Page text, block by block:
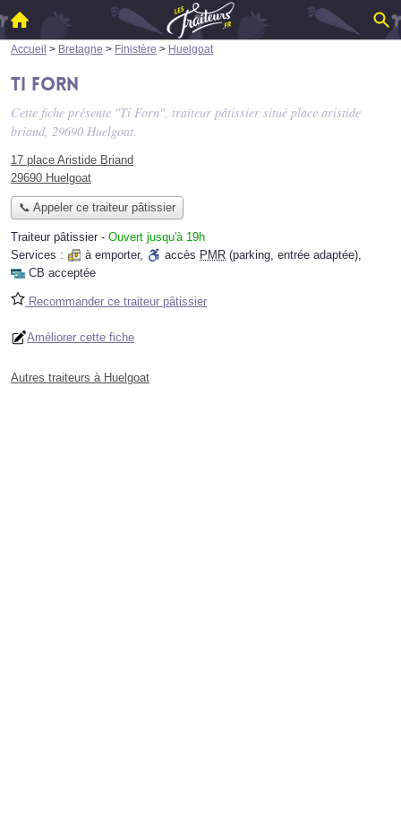
Accueil > Bretagne > Finistère > Huelgoat
Ti Forn
Cette fiche présente "Ti Forn", traiteur pâtissier situé place aristide
briand, 29690 Huelgoat.
17 place Aristide Briand
29690 Huelgoat
📞 Appeler ce traiteur pâtissier
Traiteur pâtissier - Ouvert jusqu'à 19h
Services :
à emporter, accès PMR (parking, entrée adaptée),
CB acceptée
Recommander ce traiteur pâtissier
Améliorer cette fiche
Autres traiteurs à Huelgoat